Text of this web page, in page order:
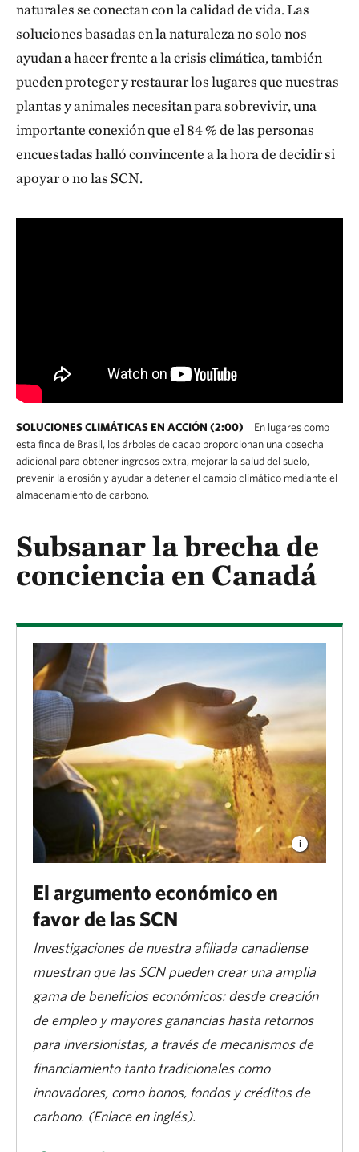
naturales se conectan con la calidad de vida. Las
soluciones basadas en la naturaleza no solo nos
ayudan a hacer frente a la crisis climática, también
pueden proteger y restaurar los lugares que nuestras
plantas y animales necesitan para sobrevivir, una
importante conexión que el 84 % de las personas
encuestadas halló convincente a la hora de decidir si
apoyar o no las SCN.
SOLUCIONES CLIMÁTICAS EN ACCIÓN (2:00)
En lugares como
esta finca de Brasil, los árboles de cacao proporcionan una cosecha
adicional para obtener ingresos extra, mejorar la salud del suelo,
prevenir la erosión y ayudar a detener el cambio climático mediante el
almacenamiento de carbono.
Subsanar la brecha de
conciencia en Canadá
El argumento económico en
favor de las SCN
Investigaciones de nuestra afiliada canadiense
muestran que las SCN pueden crear una amplia
gama de beneficios económicos: desde creación
de empleo y mayores ganancias hasta retornos
para inversionistas, a través de mecanismos de
financiamiento tanto tradicionales como
innovadores, como bonos, fondos y créditos de
carbono. (Enlace en inglés).